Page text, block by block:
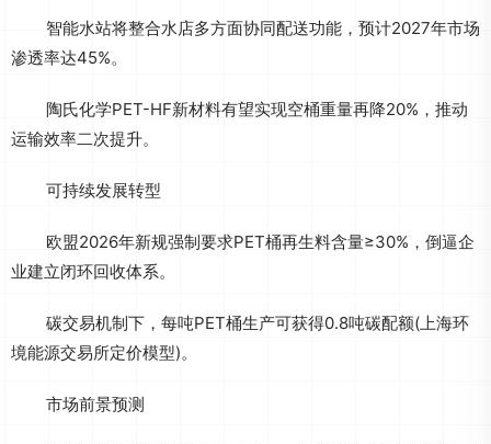
智能水站将整合水店多方面协同配送功能，预计2027年市场
渗透率达45%。
陶氏化学PET-HF新材料有望实现空桶重量再降20%，推动
运输效率二次提升。
可持续发展转型
欧盟2026年新规强制要求PET桶再生料含量≥30%，倒逼企
业建立闭环回收体系。
碳交易机制下，每吨PET桶生产可获得0.8吨碳配额(上海环
境能源交易所定价模型)。
市场前景预测